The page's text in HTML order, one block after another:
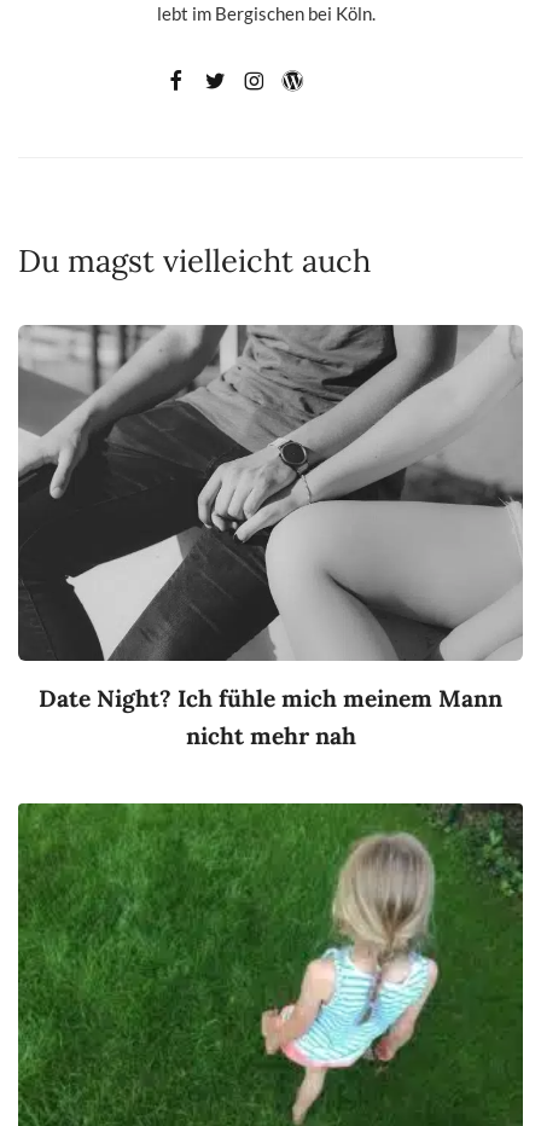
lebt im Bergischen bei Köln.
Du magst vielleicht auch
Date Night? Ich fühle mich meinem Mann
nicht mehr nah